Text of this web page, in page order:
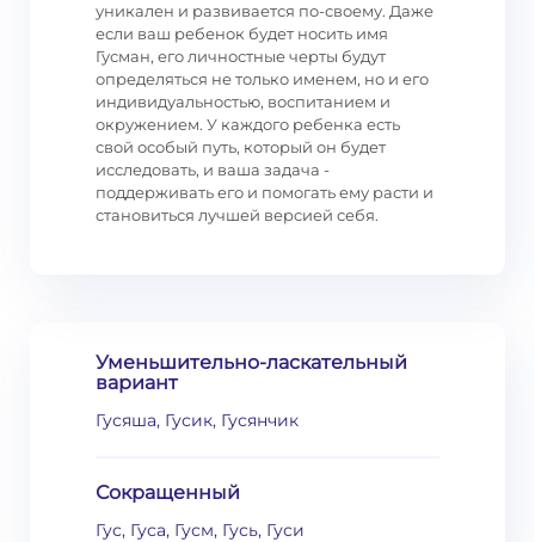
уникален и развивается по-своему. Даже
если ваш ребенок будет носить имя
Гусман, его личностные черты будут
определяться не только именем, но и его
индивидуальностью, воспитанием и
окружением. У каждого ребенка есть
свой особый путь, который он будет
исследовать, и ваша задача -
поддерживать его и помогать ему расти и
становиться лучшей версией себя.
Уменьшительно-ласкательный
вариант
Гусяша, Гусик, Гусянчик
Сокращенный
Гус, Гуса, Гусм, Гусь, Гуси